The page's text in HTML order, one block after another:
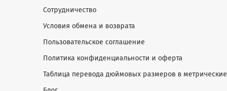
Сотрудничество
Условия обмена и возврата
Пользовательское соглашение
Политика конфиденциальности и оферта
Таблица перевода дюймовых размеров в метрические